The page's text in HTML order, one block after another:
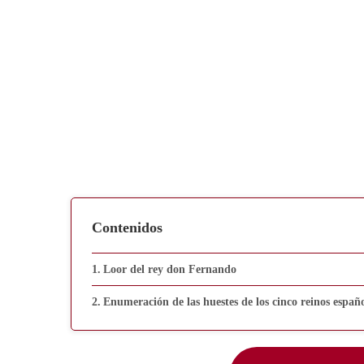
Contenidos
Loor del rey don Fernando
Enumeración de las huestes de los cinco reinos